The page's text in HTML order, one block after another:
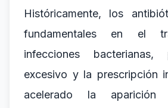
Históricamente, los
fundamentales en el
infecciones
excesivo y la prescripción
acelerado la aparición